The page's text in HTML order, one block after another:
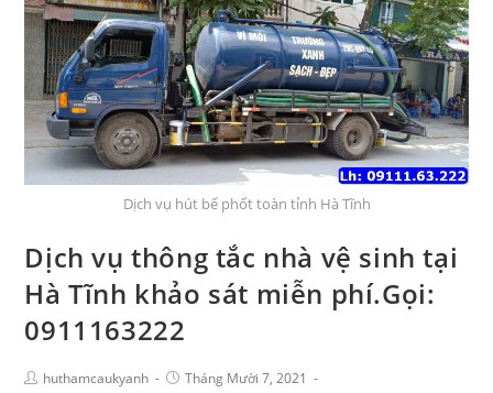
Dịch vụ hút bể phốt toàn tỉnh Hà Tĩnh
Dịch vụ thông tắc nhà vệ sinh tại
Hà Tĩnh khảo sát miễn phí.Gọi:
0911163222
huthamcaukyanh
Tháng Mười 7, 2021